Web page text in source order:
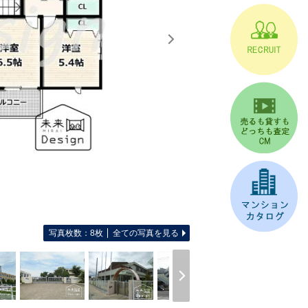
写真枚数：8枚 全ての写真を見る